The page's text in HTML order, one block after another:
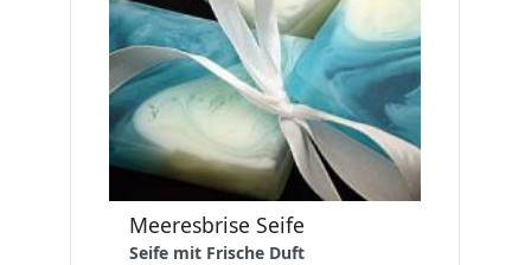
Meeresbrise Seife
Seife mit Frische Duft